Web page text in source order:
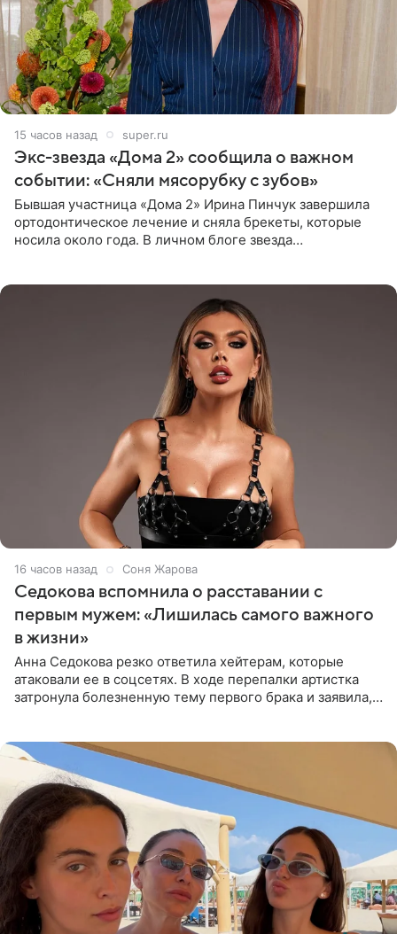
15 часов назад super.ru
Экс-звезда «Дома 2» сообщила о важном
событии: «Сняли мясорубку с зубов»
Бывшая участница «Дома 2» Ирина Пинчук завершила
ортодонтическое лечение и сняла брекеты, которые
носила около года. В личном блоге звезда
16 часов назад Соня Жарова
Седокова вспомнила о расставании с
первым мужем: «Лишилась самого важного
в жизни»
Анна Седокова резко ответила хейтерам, которые
атаковали ее в соцсетях. В ходе перепалки артистка
затронула болезненную тему первого брака и заявила,